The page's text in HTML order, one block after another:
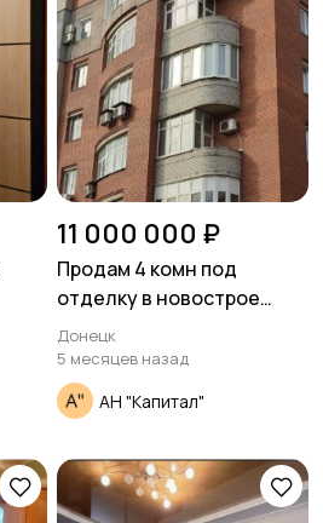
11 000 000 ₽
Продам 4 комн под
отделку в новострое
ул.Артема центр города
Донецк
5 месяцев назад
АН "Капитал"